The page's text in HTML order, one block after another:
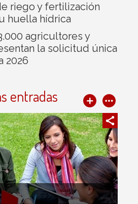
riego y fertilización
huella hídrica
agricultores y
la solicitud única
2026
entradas